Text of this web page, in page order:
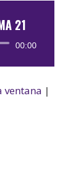
21
00:00
ventana |